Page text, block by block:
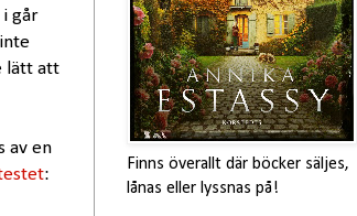
i går
lätt att
av en
:
Finns överallt där böcker säljes,
lånas eller lyssnas på!